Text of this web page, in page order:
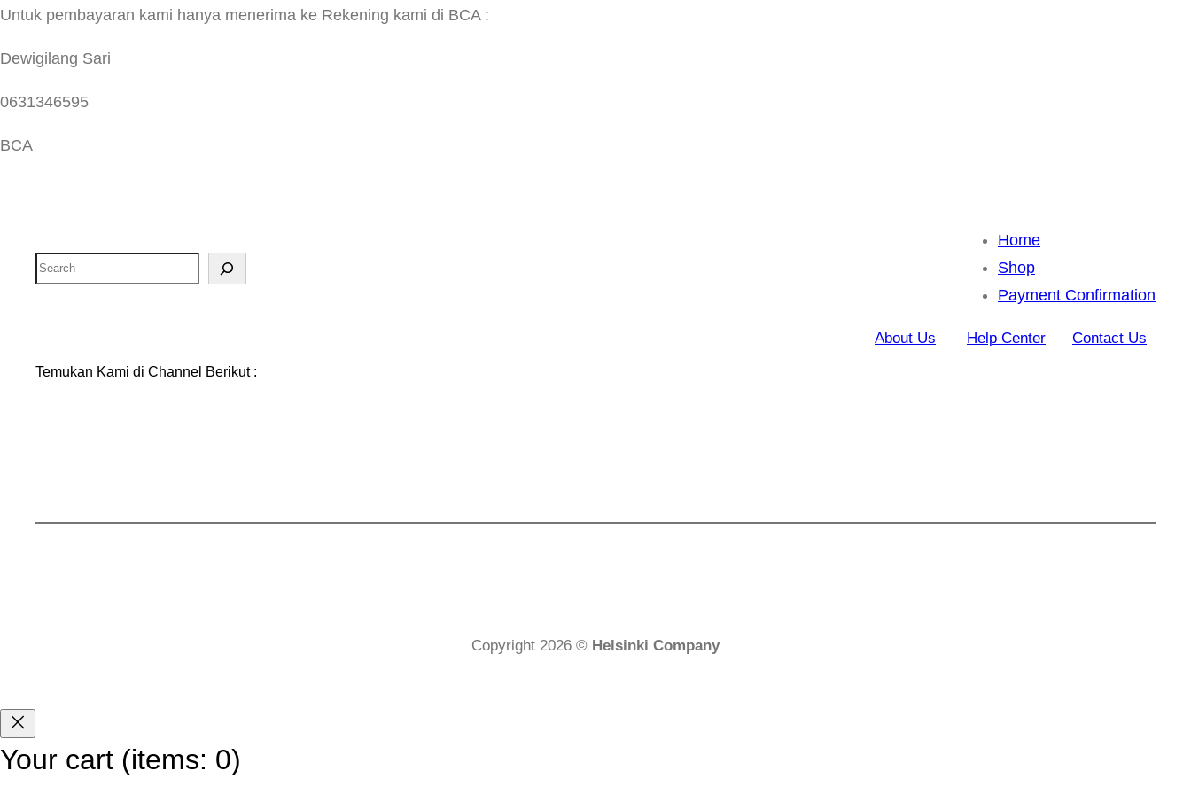
Untuk pembayaran kami hanya menerima ke Rekening kami di BCA :
Dewigilang Sari
0631346595
BCA
Search
Home
Shop
Payment Confirmation
About Us Help Center Contact Us
Temukan Kami di Channel Berikut :
Copyright 2026 © Helsinki Company
Your cart (items: 0)